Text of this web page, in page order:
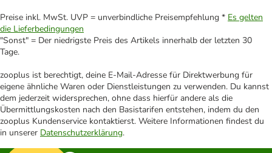
Preise inkl. MwSt. UVP = unverbindliche Preisempfehlung * Es gelten
die Lieferbedingungen
"Sonst" = Der niedrigste Preis des Artikels innerhalb der letzten 30
Tage.
zooplus ist berechtigt, deine E-Mail-Adresse für Direktwerbung für
eigene ähnliche Waren oder Dienstleistungen zu verwenden. Du kannst
dem jederzeit widersprechen, ohne dass hierfür andere als die
Übermittlungskosten nach den Basistarifen entstehen, indem du den
zooplus Kundenservice kontaktierst. Weitere Informationen findest du
in unserer Datenschutzerklärung.